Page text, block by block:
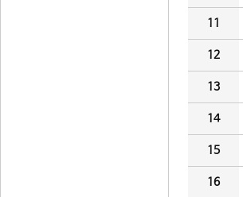
11
12
13
14
15
16